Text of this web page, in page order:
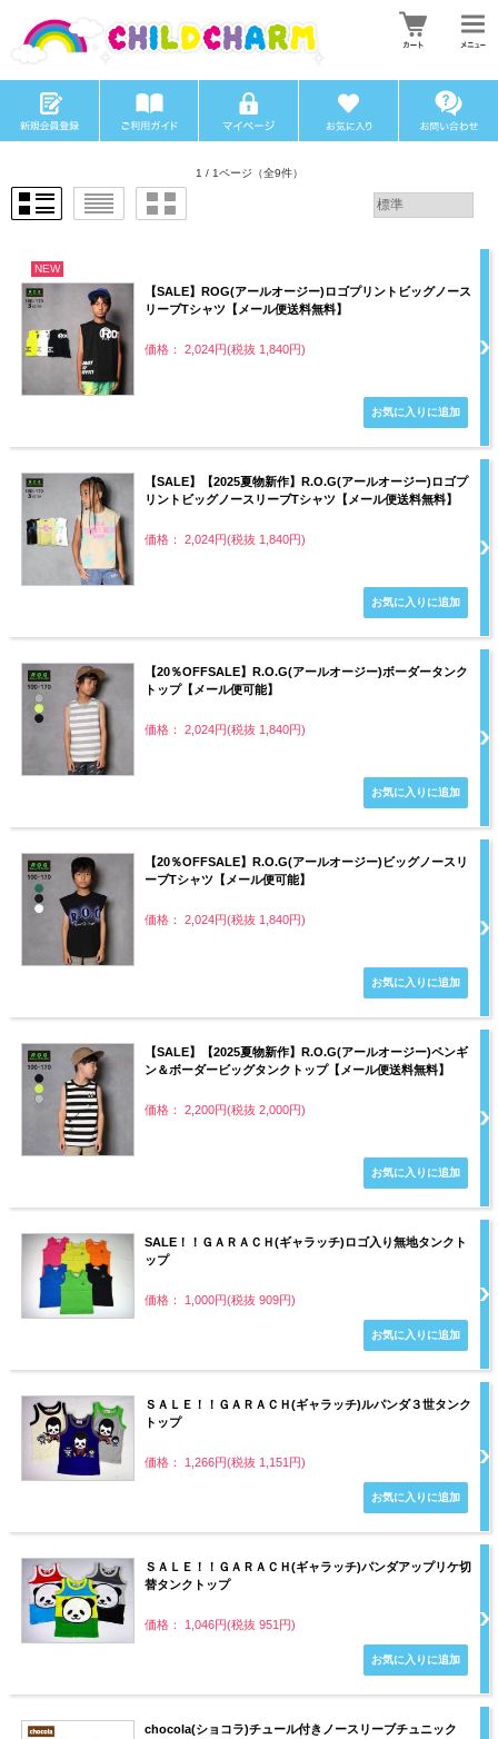
1 / 1ページ （全9件）
NEW
【SALE】ROG(アールオージー)ロゴプリントビッグノース
リーブTシャツ【メール便送料無料】
価格： 2,024円(税抜 1,840円)
【SALE】【2025夏物新作】R.O.G(アールオージー)ロゴプ
リントビッグノースリーブTシャツ【メール便送料無料】
価格： 2,024円(税抜 1,840円)
【20％OFFSALE】R.O.G(アールオージー)ボーダータンク
トップ【メール便可能】
価格： 2,024円(税抜 1,840円)
【20％OFFSALE】R.O.G(アールオージー)ビッグノースリ
ーブTシャツ【メール便可能】
価格： 2,024円(税抜 1,840円)
【SALE】【2025夏物新作】R.O.G(アールオージー)ペンギ
ン＆ボーダービッグタンクトップ【メール便送料無料】
価格： 2,200円(税抜 2,000円)
SALE！！ＧＡＲＡＣＨ(ギャラッチ)ロゴ入り無地タンクト
ップ
価格： 1,000円(税抜 909円)
ＳＡＬＥ！！ＧＡＲＡＣＨ(ギャラッチ)ルパンダ３世タンク
トップ
価格： 1,266円(税抜 1,151円)
ＳＡＬＥ！！ＧＡＲＡＣＨ(ギャラッチ)パンダアップリケ切
替タンクトップ
価格： 1,046円(税抜 951円)
chocola(ショコラ)チュール付きノースリーブチュニック